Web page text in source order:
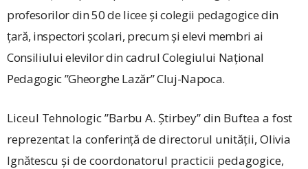
profesorilor din 50 de licee și colegii pedagogice din
țară, inspectori școlari, precum și elevi membri ai
Consiliului elevilor din cadrul Colegiului Național
Pedagogic ­”Gheorghe Lazăr” Cluj-Napoca.
Liceul Tehnologic ”Barbu A. Știrbey” din Buftea a fost
reprezentat la conferință de directorul unității, Olivia
Ignătescu și de coordonatorul practicii pedagogice,